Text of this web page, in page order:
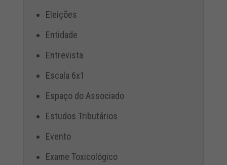
Eleições
Entidade
Entrevista
Escala 6x1
Espaço do Associado
Estudos Tributários
Evento
Exame Toxicológico